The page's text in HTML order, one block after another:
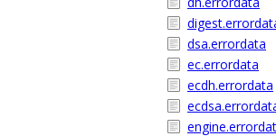
dsa.errordata
ec.errordata
ecdh.errordata